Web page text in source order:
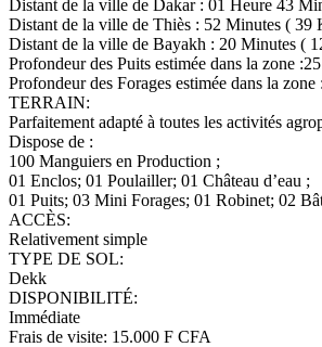
Distant de la ville de Dakar : 01 Heure 43
Distant de la ville de Thiès : 52 Minutes ( 39
Distant de la ville de Bayakh : 20 Minutes (
Profondeur des Puits estimée dans la zone
Profondeur des Forages estimée dans la zone
TERRAIN:
Parfaitement adapté à toutes les activités
Dispose de :
100 Manguiers en Production ;
01 Enclos; 01 Poulailler; 01 Château d’eau ;
01 Puits; 03 Mini Forages; 01 Robinet; 02
ACCÈS:
Relativement simple
TYPE DE SOL:
Dekk
DISPONIBILITÉ:
Immédiate
Frais de visite: 15.000 F CFA